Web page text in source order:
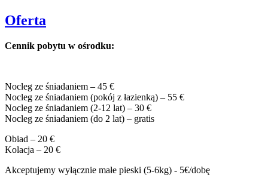
Oferta
Cennik pobytu w ośrodku:
Nocleg ze śniadaniem – 45 €
Nocleg ze śniadaniem (pokój z łazienką) – 55 €
Nocleg ze śniadaniem (2-12 lat) – 30 €
Nocleg ze śniadaniem (do 2 lat) – gratis
Obiad – 20 €
Kolacja – 20 €
Akceptujemy wyłącznie małe pieski (5-6kg) - 5€/dobę